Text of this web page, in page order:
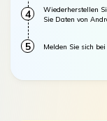
4
Wiederherstellen
Sie Daten von
5 Melden Sie sich